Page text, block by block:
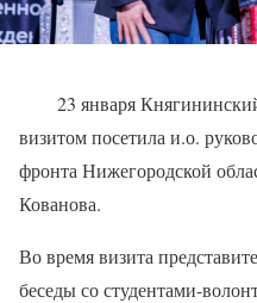
23 января
визитом посетила и.о.
фронта Нижегородской
Кованова.
Во время визита
беседы со студентами-